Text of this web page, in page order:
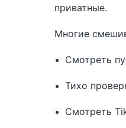
приватные.
Многие
Смотреть
Тихо
Смотреть